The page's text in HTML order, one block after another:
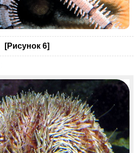
[Рисунок 6]